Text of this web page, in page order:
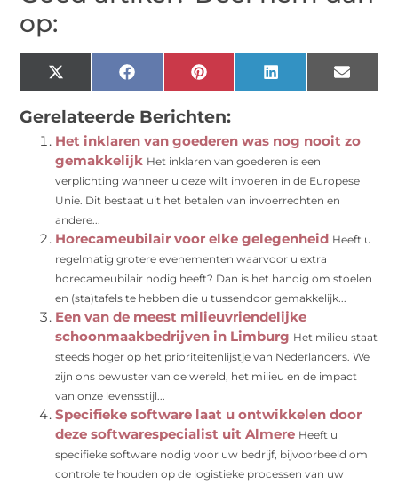
op:
X
(Twitter)
Facebook Pinterest LinkedIn Email
Gerelateerde Berichten:
Het inklaren van goederen was nog nooit zo
gemakkelijk Het inklaren van goederen is een
verplichting wanneer u deze wilt invoeren in de Europese
Unie. Dit bestaat uit het betalen van invoerrechten en
andere...
Horecameubilair voor elke gelegenheid Heeft u
regelmatig grotere evenementen waarvoor u extra
horecameubilair nodig heeft? Dan is het handig om stoelen
en (sta)tafels te hebben die u tussendoor gemakkelijk...
Een van de meest milieuvriendelijke
schoonmaakbedrijven in Limburg Het milieu staat
steeds hoger op het prioriteitenlijstje van Nederlanders. We
zijn ons bewuster van de wereld, het milieu en de impact
van onze levensstijl...
Specifieke software laat u ontwikkelen door
deze softwarespecialist uit Almere Heeft u
specifieke software nodig voor uw bedrijf, bijvoorbeeld om
controle te houden op de logistieke processen van uw